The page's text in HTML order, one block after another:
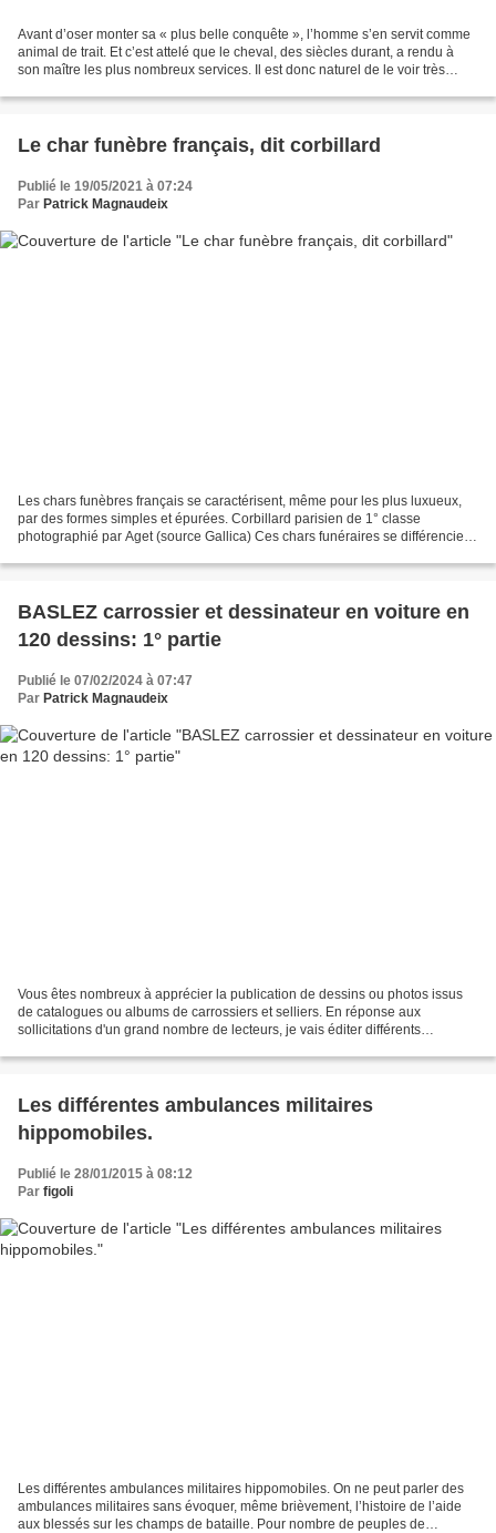
Avant d’oser monter sa « plus belle conquête », l’homme s’en servit comme
animal de trait. Et c’est attelé que le cheval, des siècles durant, a rendu à
son maître les plus nombreux services. Il est donc naturel de le voir très
Le char funèbre français, dit corbillard
Publié le 19/05/2021 à 07:24
Par Patrick Magnaudeix
Les chars funèbres français se caractérisent, même pour les plus luxueux,
par des formes simples et épurées. Corbillard parisien de 1° classe
photographié par Aget (source Gallica) Ces chars funéraires se différencient
BASLEZ carrossier et dessinateur en voiture en
120 dessins: 1° partie
Publié le 07/02/2024 à 07:47
Par Patrick Magnaudeix
Vous êtes nombreux à apprécier la publication de dessins ou photos issus
de catalogues ou albums de carrossiers et selliers. En réponse aux
sollicitations d'un grand nombre de lecteurs, je vais éditer différents
Les différentes ambulances militaires
hippomobiles.
Publié le 28/01/2015 à 08:12
Par figoli
Les différentes ambulances militaires hippomobiles. On ne peut parler des
ambulances militaires sans évoquer, même brièvement, l’histoire de l’aide
aux blessés sur les champs de bataille. Pour nombre de peuples de